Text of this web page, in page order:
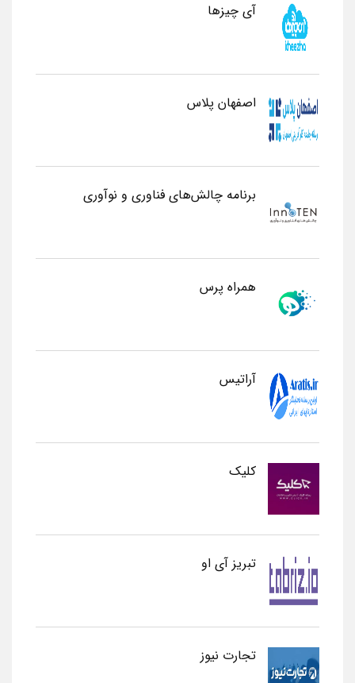
آی چیزها
اصفهان پلاس
برنامه چالش‌های فناوری و نوآوری
همراه پرس
آراتیس
کلیک
تبریز آی او
تجارت نیوز